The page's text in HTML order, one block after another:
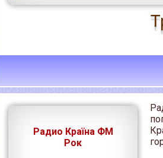
Радио Країна ФМ
Рок